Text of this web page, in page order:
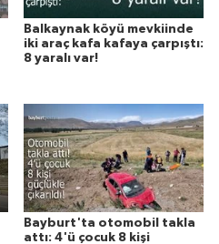
Balkaynak köyü mevkiinde
iki araç kafa kafaya çarpıştı:
8 yaralı var!
Bayburt'ta otomobil takla
attı: 4'ü çocuk 8 kişi